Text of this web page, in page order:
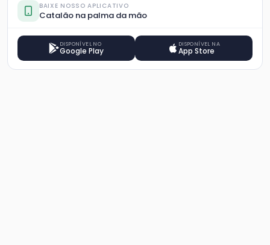
BAIXE NOSSO APLICATIVO
Catalão na palma da mão
DISPONÍVEL NO
Google Play
DISPONÍVEL NA
App Store